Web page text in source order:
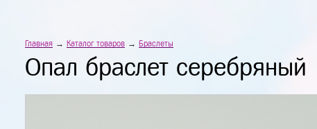
Главная → Каталог товаров → Браслеты
Опал браслет серебряный